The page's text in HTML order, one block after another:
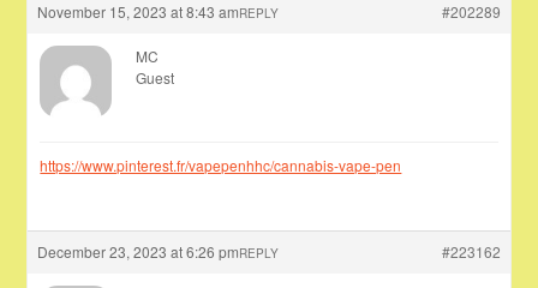
November 15, 2023 at 8:43 am #202289
REPLY
MC
Guest
https://www.pinterest.fr/vapepenhhc/cannabis-vape-pen
December 23, 2023 at 6:26 pm #223162
REPLY